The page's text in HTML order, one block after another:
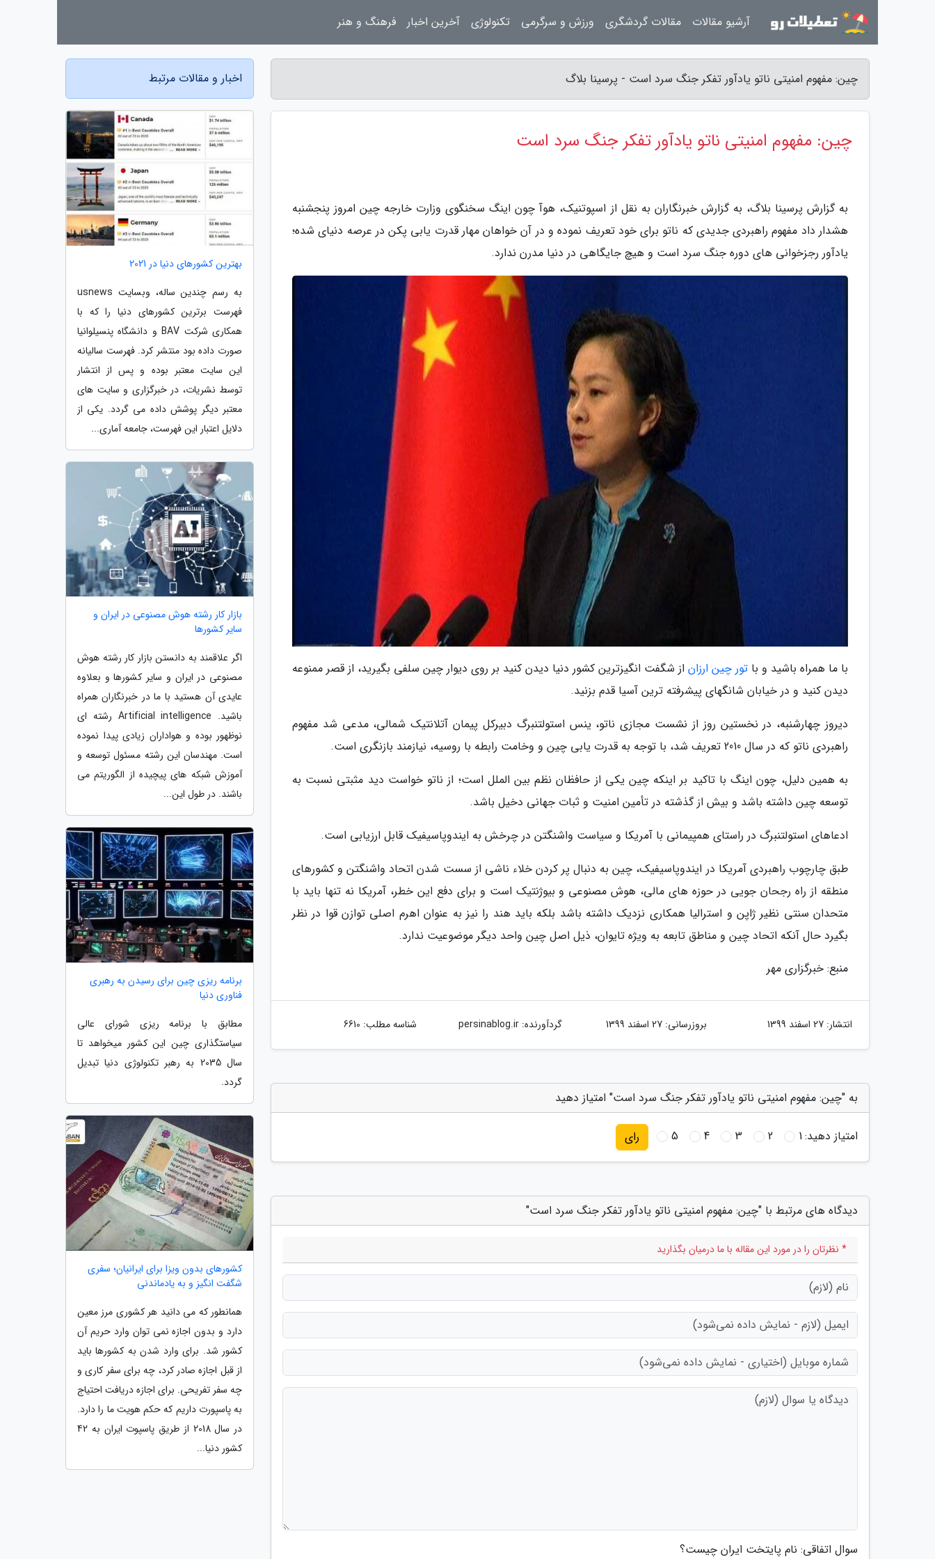
چین: مفهوم امنیتی ناتو یادآور تفکر جنگ سرد است - پرسینا بلاگ
چین: مفهوم امنیتی ناتو یادآور تفکر جنگ سرد است
به گزارش پرسینا بلاگ، به گزارش خبرنگاران به نقل از اسپوتنیک، هوآ چون اینگ سخنگوی وزارت خارجه چین امروز پنجشنبه
هشدار داد مفهوم راهبردی جدیدی که ناتو برای خود تعریف نموده و در آن خواهان مهار قدرت یابی پکن در عرصه دنیای شده؛
یادآور رجزخوانی های دوره جنگ سرد است و هیچ جایگاهی در دنیا مدرن ندارد.
با ما همراه باشید و با تور چین ارزان از شگفت انگیزترین کشور دنیا دیدن کنید بر روی دیوار چین سلفی بگیرید، از قصر ممنوعه
دیدن کنید و در خیابان شانگهای پیشرفته ترین آسیا قدم بزنید.
دیروز چهارشنبه، در نخستین روز از نشست مجازی ناتو، ینس استولتنبرگ دبیرکل پیمان آتلانتیک شمالی، مدعی شد مفهوم
راهبردی ناتو که در سال 2010 تعریف شد، با توجه به قدرت یابی چین و وخامت رابطه با روسیه، نیازمند بازنگری است.
به همین دلیل، چون اینگ با تاکید بر اینکه چین یکی از حافظان نظم بین الملل است؛ از ناتو خواست دید مثبتی نسبت به
توسعه چین داشته باشد و بیش از گذشته در تأمین امنیت و ثبات جهانی دخیل باشد.
ادعاهای استولتنبرگ در راستای همپیمانی با آمریکا و سیاست واشنگتن در چرخش به ایندوپاسیفیک قابل ارزیابی است.
طبق چارچوب راهبردی آمریکا در ایندوپاسیفیک، چین به دنبال پر کردن خلاء ناشی از سست شدن اتحاد واشنگتن و کشورهای
منطقه از راه رجحان جویی در حوزه های مالی، هوش مصنوعی و بیوژنتیک است و برای دفع این خطر، آمریکا نه تنها باید با
متحدان سنتی نظیر ژاپن و استرالیا همکاری نزدیک داشته باشد بلکه باید هند را نیز به عنوان اهرم اصلی توازن قوا در نظر
بگیرد حال آنکه اتحاد چین و مناطق تابعه به ویژه تایوان، ذیل اصل چین واحد دیگر موضوعیت ندارد.
منبع: خبرگزاری مهر
انتشار: 27 اسفند 1399 بروزرسانی: 27 اسفند 1399 گردآورنده:persinablog.ir شناسه مطلب: 6610
به "چین: مفهوم امنیتی ناتو یادآور تفکر جنگ سرد است" امتیاز دهید
امتیاز دهید:1
2
3
4
5 رای
دیدگاه های مرتبط با "چین: مفهوم امنیتی ناتو یادآور تفکر جنگ سرد است"
* نظرتان را در مورد این مقاله با ما درمیان بگذارید
سوال اتفاقی: نام پایتخت ایران چیست؟
اخبار و مقالات مرتبط
بهترین کشورهای دنیا در 2021
به رسم چندین ساله، وبسایت usnews
فهرست برترین کشورهای دنیا را که با
همکاری شرکت BAV و دانشگاه پنسیلوانیا
صورت داده بود منتشر کرد. فهرست سالیانه
این سایت معتبر بوده و پس از انتشار
توسط نشریات، در خبرگزاری و سایت های
معتبر دیگر پوشش داده می گردد. یکی از
دلایل اعتبار این فهرست، جامعه آماری...
بازار کار رشته هوش مصنوعی در ایران و
سایر کشورها
اگر علاقمند به دانستن بازار کار رشته هوش
مصنوعی در ایران و سایر کشورها و بعلاوه
عایدی آن هستید با ما در خبرنگاران همراه
باشید. Artificial intelligence رشته ای
نوظهور بوده و هواداران زیادی پیدا نموده
است. مهندسان این رشته مسئول توسعه و
آموزش شبکه های پیچیده از الگوریتم می
باشند. در طول این...
برنامه ریزی چین برای رسیدن به رهبری
فناوری دنیا
مطابق با برنامه ریزی شورای عالی
سیاستگذاری چین این کشور میخواهد تا
سال 2035 به رهبر تکنولوژی دنیا تبدیل
گردد.
کشورهای بدون ویزا برای ایرانیان؛ سفری
شگفت انگیز و به یادماندنی
همانطور که می دانید هر کشوری مرز معین
دارد و بدون اجازه نمی توان وارد حریم آن
کشور شد. برای وارد شدن به کشورها باید
از قبل اجازه صادر کرد، چه برای سفر کاری و
چه سفر تفریحی. برای اجازه دریافت احتیاج
به پاسپورت داریم که حکم هویت ما را دارد.
در سال 2018 از طریق پاسپوت ایران به 42
کشور دنیا...
آرشیو مقالات مقالات گردشگری ورزش و سرگرمی تکنولوژی آخرین اخبار فرهنگ و هنر